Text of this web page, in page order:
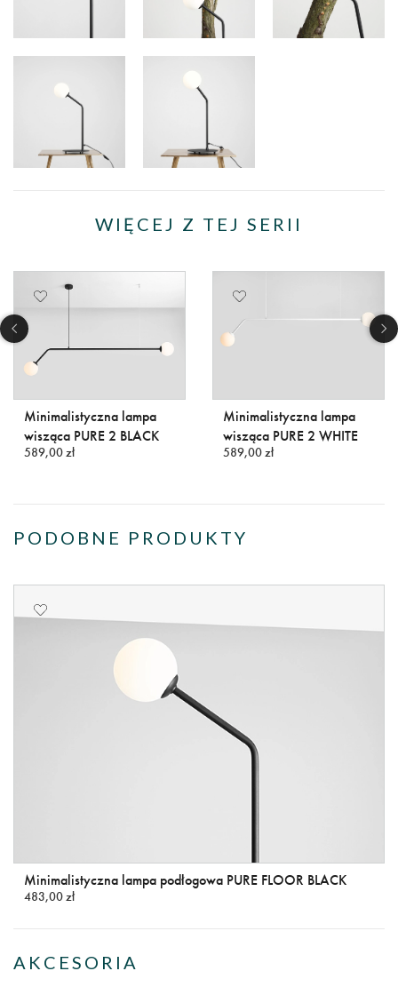
WIĘCEJ Z TEJ SERII
Minimalistyczna lampa
wisząca PURE 2 BLACK
589,00 zł
Minimalistyczna lampa
wisząca PURE 2 WHITE
589,00 zł
PODOBNE PRODUKTY
Minimalistyczna lampa podłogowa PURE FLOOR BLACK
483,00 zł
AKCESORIA